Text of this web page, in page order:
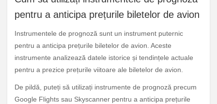
pentru a anticipa prețurile biletelor de avion
Instrumentele de prognoză sunt un instrument puternic
pentru a anticipa prețurile biletelor de avion. Aceste
instrumente analizează datele istorice și tendințele actuale
pentru a prezice prețurile viitoare ale biletelor de avion.
De pildă, puteți să utilizați instrumente de prognoză precum
Google Flights sau Skyscanner pentru a anticipa prețurile